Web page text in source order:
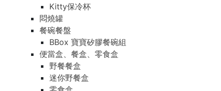
Kitty保冷杯
悶燒罐
餐碗餐盤
BBox 寶寶矽膠餐碗組
便當盒、餐盒、零食盒
野餐餐盒
迷你野餐盒